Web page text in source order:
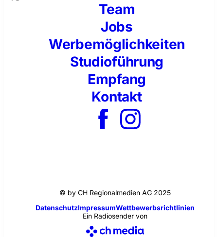
Team
Jobs
Werbemöglichkeiten
Studioführung
Empfang
Kontakt
© by CH Regionalmedien AG 2025
DatenschutzImpressumWettbewerbsrichtlinien
Ein Radiosender von